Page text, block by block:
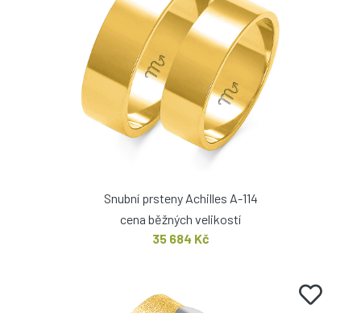
Snubní prsteny Achilles A-114
cena běžných velikostí
35 684 Kč